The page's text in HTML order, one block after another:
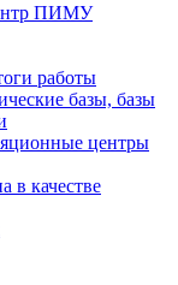
ПИМУ
работы
базы, базы
центры
в качестве